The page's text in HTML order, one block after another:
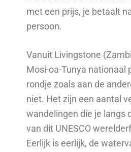
met een prijs, je betaalt
persoon.
Vanuit Livingstone
Mosi-oa-Tunya nationaal
rondje zoals aan de
niet. Het zijn een aantal
wandelingen die je langs
van dit UNESCO
Eerlijk is eerlijk, de